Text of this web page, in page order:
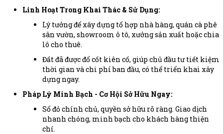
Linh Hoạt Trong Khai Thác & Sử Dụng:
Lý tưởng để xây dựng tổ hợp nhà hàng, quán cà phê
sân vườn, showroom ô tô, xưởng sản xuất hoặc chia
lô cho thuê.
Đất đã được đổ cốt kiên cố, giúp chủ đầu tư tiết kiệm
thời gian và chi phí ban đầu, có thể triển khai xây
dựng ngay.
Pháp Lý Minh Bạch - Cơ Hội Sở Hữu Ngay:
Sổ đỏ chính chủ, quyền sở hữu rõ ràng. Giao dịch
nhanh chóng, minh bạch cho khách hàng thiện
chí.